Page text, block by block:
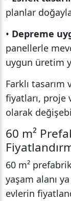
planlar
• Depreme
panellerle
uygun üretim
Farklı
fiyatları, proje
olarak
60 m²
60 m²
yaşam alanı
evlerin